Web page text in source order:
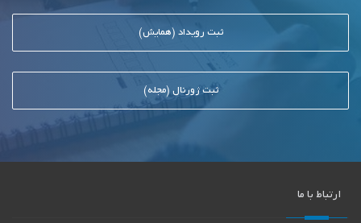
ثبت رویداد (همایش)
ثبت ژورنال (مجله)
ارتباط با ما